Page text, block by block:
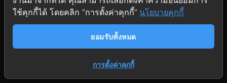
Copyright 2026 © Futuretech Intermarketing Co., Ltd.
ศูนย์รวมอุปกรณ์เฟอร์นิเจอร์ครบวงจร
ใช้คุกกี้ได้ โดยคลิก “การตั้งค่าคุกกี้” นโยบายคุกกี้
ยอมรับทั้งหมด
การตั้งค่าคุกกี้